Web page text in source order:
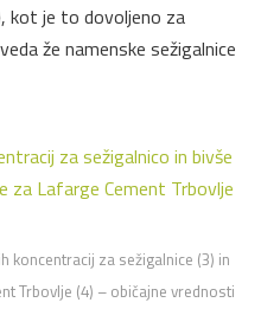
, kot je to dovoljeno za
že namenske sežigalnice
koncentracij za sežigalnice (3) in
Trbovlje (4) – običajne vrednosti